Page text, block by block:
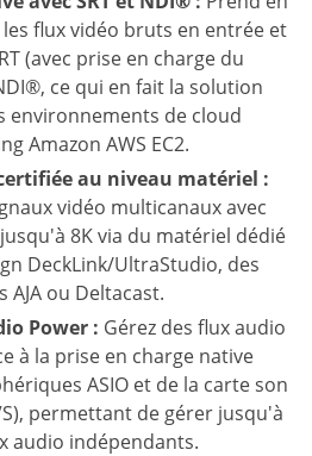
flux vidéo bruts en entrée et
(avec prise en charge du
ce qui en fait la solution
environnements de cloud
Amazon AWS EC2.
au niveau matériel :
vidéo multicanaux avec
8K via du matériel dédié
DeckLink/UltraStudio, des
AJA ou Deltacast.
Power : Gérez des flux audio
à la prise en charge native
ASIO et de la carte son
permettant de gérer jusqu'à
audio indépendants.